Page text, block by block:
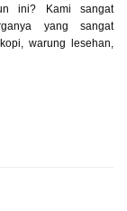
ini? Kami sangat
yang sangat
warung lesehan,